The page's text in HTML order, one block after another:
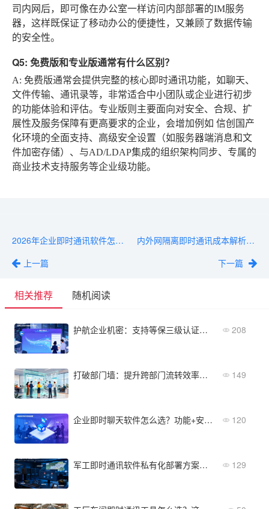
司内网后，即可像在办公室一样访问内部部署的IM服务
器，这样既保证了移动办公的便捷性，又兼顾了数据传输
的安全性。
Q5: 免费版和专业版通常有什么区别？
A: 免费版通常会提供完整的核心即时通讯功能，如聊天、
文件传输、通讯录等，非常适合中小团队或企业进行初步
的功能体验和评估。专业版则主要面向对安全、合规、扩
展性及服务保障有更高要求的企业，会增加例如 信创国产
化环境的全面支持、高级安全设置（如服务器端消息和文
件加密存储）、与AD/LDAP集成的组织架构同步、专属的
商业技术支持服务等企业级功能。
2026年企业即时通讯软件怎么选？SaaS/私有化/开源全对比
上一篇
内外网隔离即时通讯成本解析：硬件、软件、运维全预算
下一篇
相关推荐 随机阅读
护航企业机密：支持等保三级认证的安全IM即时通讯软件 208
打破部门墙：提升跨部门流转效率的高效IM内部沟通软件 149
企业即时聊天软件怎么选？功能+安全+成本三维度 120
军工即时通讯软件私有化部署方案：离线环境、高可用架构 129